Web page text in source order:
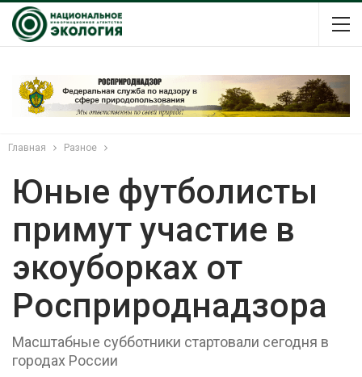
Главная Разное
Юные футболисты
примут участие в
экоуборках от
Росприроднадзора
Масштабные субботники стартовали сегодня в
городах России